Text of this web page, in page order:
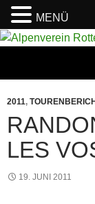
Zum
2011,
LES
19. JUNI 2011
MENÜ